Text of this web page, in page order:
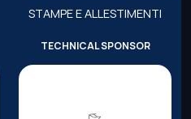
STAMPE E ALLESTIMENTI
TECHNICAL SPONSOR